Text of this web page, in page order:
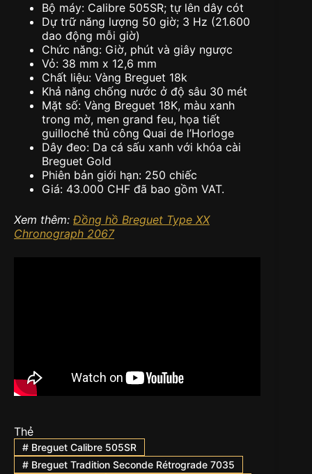
Bộ máy: Calibre 505SR; tự lên dây cót
Dự trữ năng lượng 50 giờ; 3 Hz (21.600
dao động mỗi giờ)
Chức năng: Giờ, phút và giây ngược
Vỏ: 38 mm x 12,6 mm
Chất liệu: Vàng Breguet 18k
Khả năng chống nước ở độ sâu 30 mét
Mặt số: Vàng Breguet 18K, màu xanh
trong mờ, men grand feu, họa tiết
guilloché thủ công Quai de l’Horloge
Dây đeo: Da cá sấu xanh với khóa cài
Breguet Gold
Phiên bản giới hạn: 250 chiếc
Giá: 43.000 CHF đã bao gồm VAT.
Xem thêm: Đồng hồ Breguet Type XX
Chronograph 2067
Thẻ
#Breguet Calibre 505SR
#Breguet Tradition Seconde Rétrograde 7035